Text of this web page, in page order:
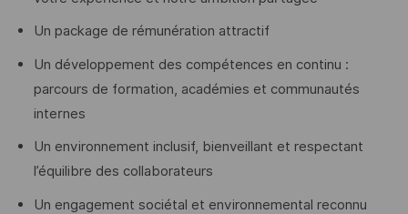
Un package de rémunération attractif
Un développement des compétences en continu :
parcours de formation, académies et communautés
internes
Un environnement inclusif, bienveillant et respectant
l’équilibre des collaborateurs
Un engagement sociétal et environnemental reconnu